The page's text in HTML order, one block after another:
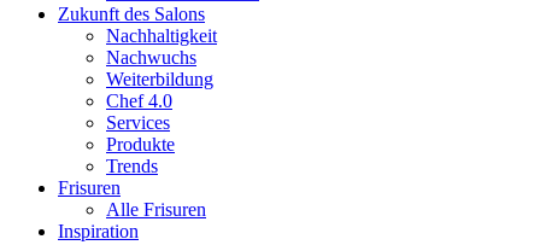
Zukunft des Salons
Nachhaltigkeit
Nachwuchs
Weiterbildung
Chef 4.0
Services
Produkte
Trends
Frisuren
Alle Frisuren
Inspiration